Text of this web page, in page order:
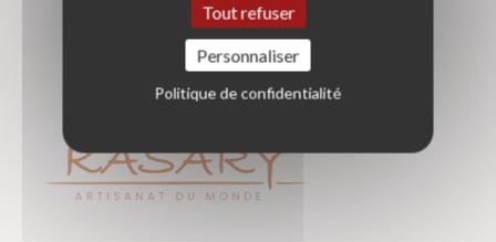
Tout refuser
Personnaliser
Politique de confidentialité